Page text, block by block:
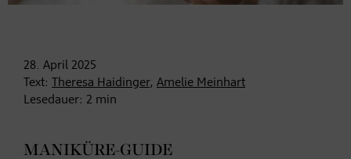
28. April 2025
Text:
Theresa Haidinger, Amelie Meinhart
Lesedauer: 2 min
MANIKÜRE-GUIDE